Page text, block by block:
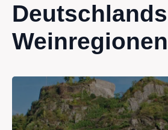
Deutschlands
Weinregionen